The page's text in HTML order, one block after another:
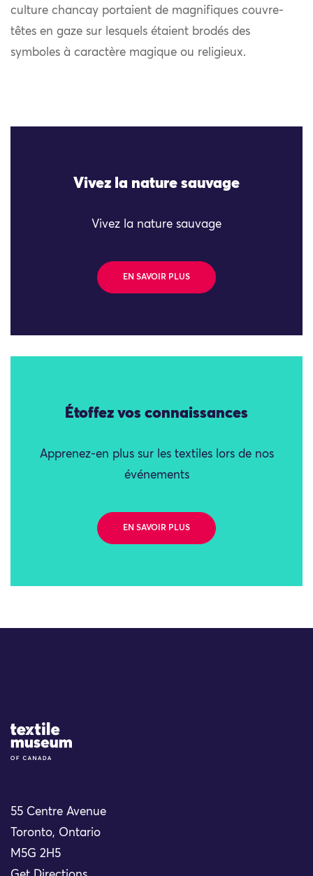
culture chancay portaient de magnifiques couvre-
têtes en gaze sur lesquels étaient brodés des
symboles à caractère magique ou religieux.
Vivez la nature sauvage
Vivez la nature sauvage
EN SAVOIR PLUS
Étoffez vos connaissances
Apprenez-en plus sur les textiles lors de nos
événements
EN SAVOIR PLUS
Site Logo
55 Centre Avenue
Toronto, Ontario
M5G 2H5